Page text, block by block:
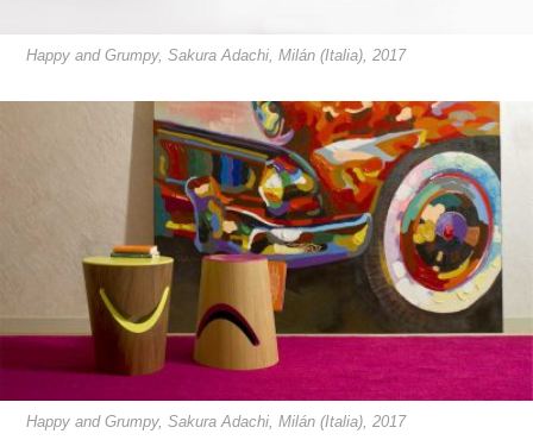
Happy and Grumpy, Sakura Adachi, Milán (Italia), 2017
Happy and Grumpy, Sakura Adachi, Milán (Italia), 2017